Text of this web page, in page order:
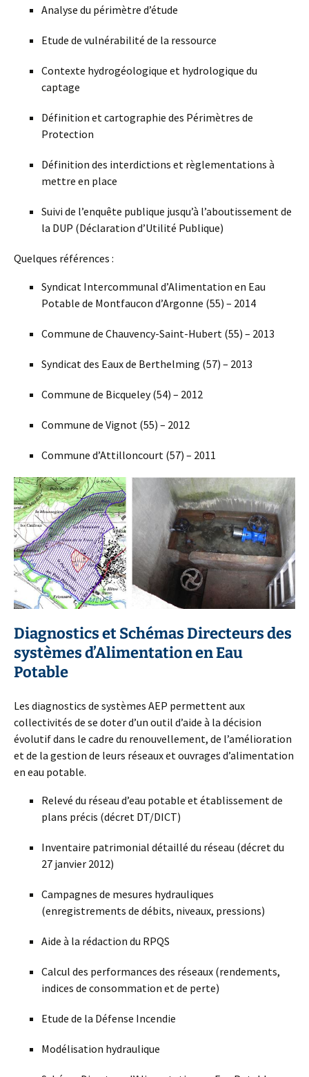
Analyse du périmètre d’étude
Etude de vulnérabilité de la ressource
Contexte hydrogéologique et hydrologique du
captage
Définition et cartographie des Périmètres de
Protection
Définition des interdictions et règlementations à
mettre en place
Suivi de l’enquête publique jusqu’à l’aboutissement de
la DUP (Déclaration d’Utilité Publique)
Quelques références :
Syndicat Intercommunal d’Alimentation en Eau
Potable de Montfaucon d’Argonne (55) – 2014
Commune de Chauvency-Saint-Hubert (55) – 2013
Syndicat des Eaux de Berthelming (57) – 2013
Commune de Bicqueley (54) – 2012
Commune de Vignot (55) – 2012
Commune d’Attilloncourt (57) – 2011
Diagnostics et Schémas Directeurs des
systèmes d’Alimentation en Eau
Potable
Les diagnostics de systèmes AEP permettent aux
collectivités de se doter d’un outil d’aide à la décision
évolutif dans le cadre du renouvellement, de l’amélioration
et de la gestion de leurs réseaux et ouvrages d’alimentation
en eau potable.
Relevé du réseau d’eau potable et établissement de
plans précis (décret DT/DICT)
Inventaire patrimonial détaillé du réseau (décret du
27 janvier 2012)
Campagnes de mesures hydrauliques
(enregistrements de débits, niveaux, pressions)
Aide à la rédaction du RPQS
Calcul des performances des réseaux (rendements,
indices de consommation et de perte)
Etude de la Défense Incendie
Modélisation hydraulique